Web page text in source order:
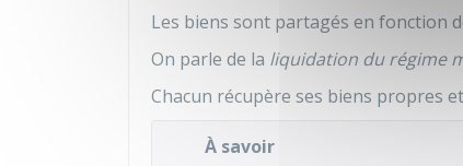
Les biens sont partagés en fonction
On parle de la liquidation du régime
Chacun récupère ses biens propres
À savoir